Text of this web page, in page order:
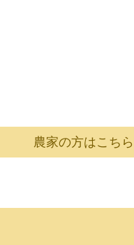
農家の方はこちら